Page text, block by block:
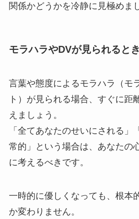
関係かどうかを冷静に見極めま
モラハラやDVが見られるとき
言葉や態度によるモラハラ（モ
ト）が見られる場合、すぐに距
えましょう。
「全てあなたのせいにされる」
常的」という場合は、あなたの
に考えるべきです。
一時的に優しくなっても、根本
か変わりません。